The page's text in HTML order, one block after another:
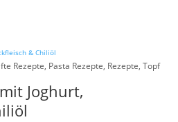
Rezepte, Pasta Rezepte, Rezepte, Topf
Joghurt,